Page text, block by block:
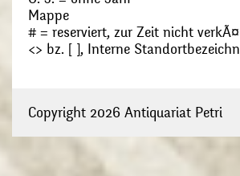
Mappe
# = reserviert, zur Zeit nicht
<> bz. [ ], Interne
Copyright 2026 Antiquariat Petri